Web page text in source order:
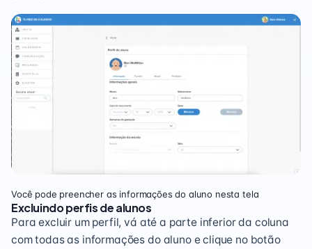
Você pode preencher as informações do aluno nesta tela
Excluindo perfis de alunos
Para excluir um perfil, vá até a parte inferior da coluna
com todas as informações do aluno e clique no botão